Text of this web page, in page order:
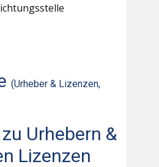
(Urheber & Lizenzen,
Urhebern &
Lizenzen